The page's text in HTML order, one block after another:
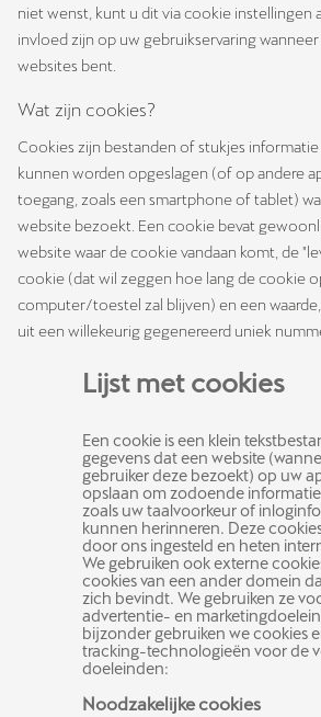
niet wenst, kunt u dit via cookie instellingen
invloed zijn op uw gebruikservaring wanneer
websites bent.
Wat zijn cookies?
Cookies zijn bestanden of stukjes
kunnen worden opgeslagen (of op andere
toegang, zoals een smartphone of tablet)
website bezoekt. Een cookie bevat
website waar de cookie vandaan komt, de
cookie (dat wil zeggen hoe lang de cookie
computer/toestel zal blijven) en een
uit een willekeurig gegenereerd uniek
Lijst met cookies
Een cookie is een klein
gegevens dat een website
gebruiker deze bezoekt) op uw
opslaan om zodoende
zoals uw taalvoorkeur of
kunnen herinneren. Deze
door ons ingesteld en heten
We gebruiken ook externe
cookies van een ander domein
zich bevindt. We gebruiken ze
advertentie- en
bijzonder gebruiken we cookies
tracking-technologieën voor de
doeleinden:
Noodzakelijke cookies